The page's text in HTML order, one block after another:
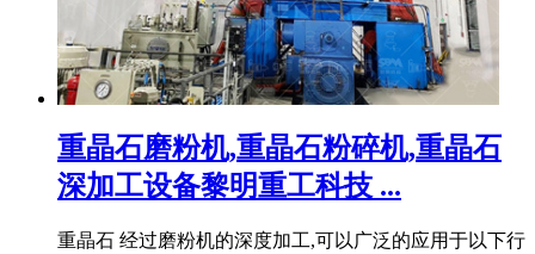
重晶石磨粉机,重晶石粉碎机,重晶石
深加工设备黎明重工科技 ...
重晶石 经过磨粉机的深度加工,可以广泛的应用于以下行